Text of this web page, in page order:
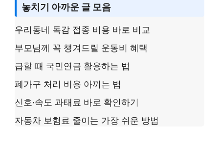
놓치기 아까운 글 모음
우리동네 독감 접종 비용 바로 비교
부모님께 꼭 챙겨드릴 운동비 혜택
급할 때 국민연금 활용하는 법
폐가구 처리 비용 아끼는 법
신호·속도 과태료 바로 확인하기
자동차 보험료 줄이는 가장 쉬운 방법